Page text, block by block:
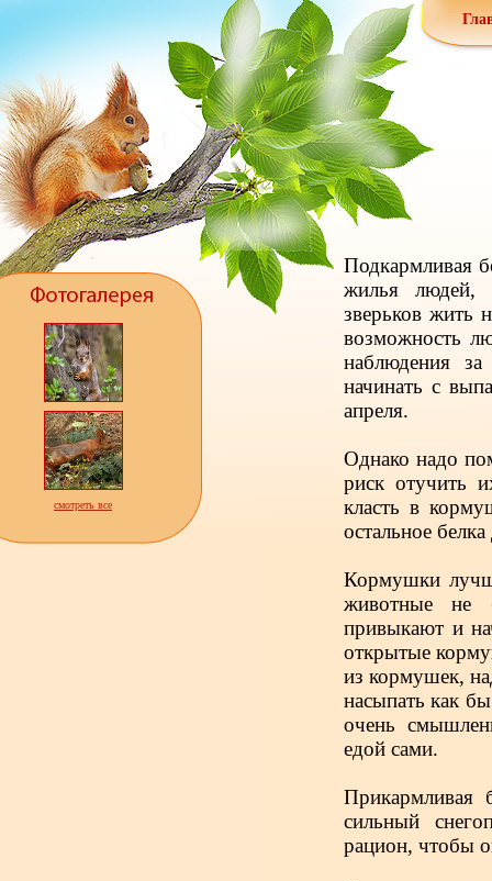
смотреть все
Подкармливая
жилья людей,
зверьков жить
возможность
наблюдения
начинать с
апреля.
Однако надо
риск отучить
класть в
остальное
Кормушки
животные не
привыкают и
открытые
из кормушек,
насыпать как
очень
едой сами.
Прикармливая
сильный
рацион, чтобы